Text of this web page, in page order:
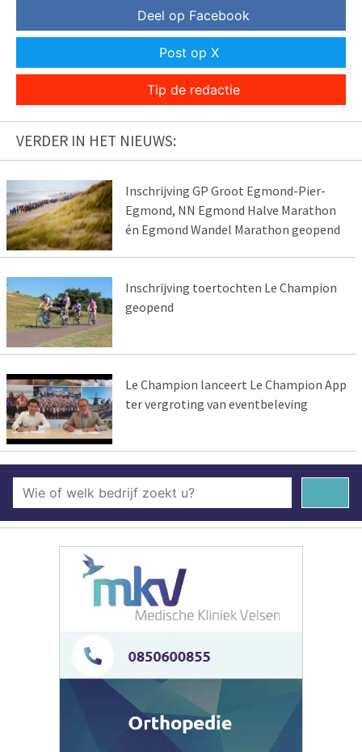
Deel op Facebook
Post op X
Tip de redactie
VERDER IN HET NIEUWS:
Inschrijving GP Groot Egmond-Pier-
Egmond, NN Egmond Halve Marathon
én Egmond Wandel Marathon geopend
Inschrijving toertochten Le Champion
geopend
Le Champion lanceert Le Champion App
ter vergroting van eventbeleving